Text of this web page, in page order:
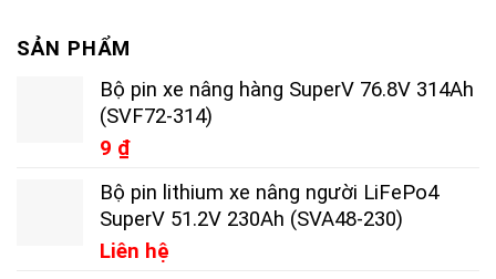
SẢN PHẨM
Bộ pin xe nâng hàng SuperV 76.8V 314Ah
(SVF72-314)
9 ₫
Bộ pin lithium xe nâng người LiFePo4
SuperV 51.2V 230Ah (SVA48-230)
Liên hệ